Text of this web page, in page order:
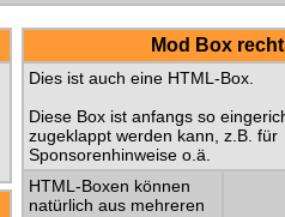
Mod Box
Dies ist auch eine HTML-Box.
Diese Box ist anfangs so
zugeklappt werden kann, z.B. für
Sponsorenhinweise o.ä.
HTML-Boxen können
natürlich aus mehreren